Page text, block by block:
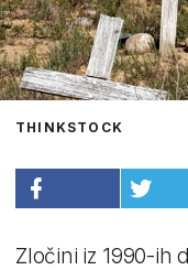
THINKSTOCK
Zločini iz 1990-ih